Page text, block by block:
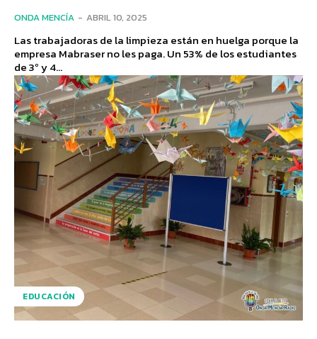
ONDA MENCÍA - ABRIL 10, 2025
Las trabajadoras de la limpieza están en huelga porque la
empresa Mabraser no les paga. Un 53% de los estudiantes
de 3º y 4...
EDUCACIÓN